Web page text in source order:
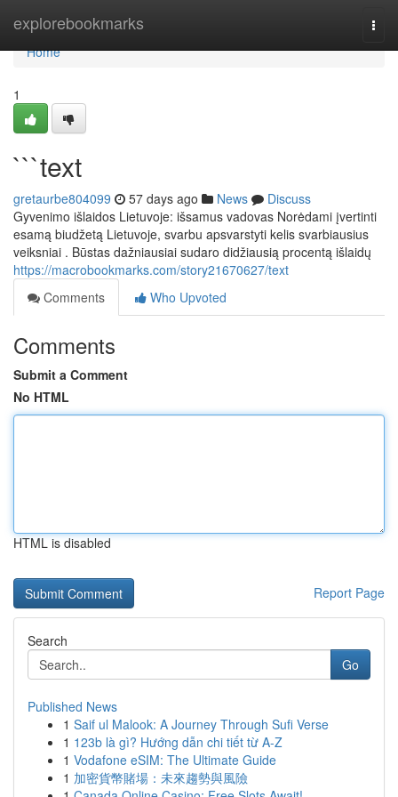
explorebookmarks
Home
Home
1
```text
gretaurbe804099 57 days ago News
Discuss
Gyvenimo išlaidos Lietuvoje: išsamus vadovas Norėdami įvertinti
esamą biudžetą Lietuvoje, svarbu apsvarstyti kelis svarbiausius
veiksniai . Būstas dažniausiai sudaro didžiausią procentą išlaidų
https://macrobookmarks.com/story21670627/text
Comments
Who Upvoted
Comments
Submit a Comment
No HTML
HTML is disabled
Report Page
Search
Go
Published News
1 Saif ul Malook: A Journey Through Sufi Verse
1 123b là gì? Hướng dẫn chi tiết từ A-Z
1 Vodafone eSIM: The Ultimate Guide
1 加密貨幣賭場：未來趨勢與風險